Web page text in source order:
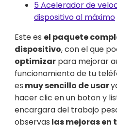
5Acelerador de
dispositivo al máximo
Este es el paquete
dispositivo, con el que
optimizar para mejorar
funcionamiento de tu
es muy sencillo de usar
hacer clic en un boton y
encargara del trabajo
observas las mejoras en